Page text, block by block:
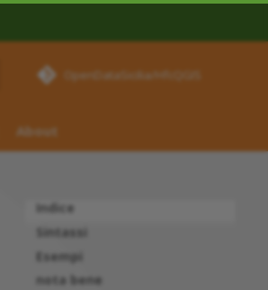
OpenDataSicilia/HfcQGIS
About
Indice
Sintassi
Esempi
nota bene